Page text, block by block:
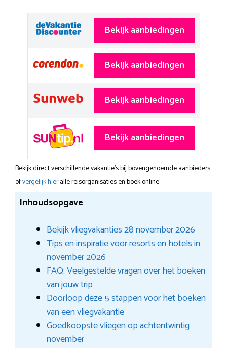
Bekijk aanbiedingen
Bekijk aanbiedingen
Bekijk aanbiedingen
Bekijk aanbiedingen
Bekijk direct verschillende vakantie's bij bovengenoemde aanbieders
ofvergelijk hieralle reisorganisaties en boek online.
Inhoudsopgave
Bekijk vliegvakanties 28 november 2026
Tips en inspiratie voor resorts en hotels in
november 2026
FAQ: Veelgestelde vragen over het boeken
van jouw trip
Doorloop deze 5 stappen voor het boeken
van een vliegvakantie
Goedkoopste vliegen op achtentwintig
november